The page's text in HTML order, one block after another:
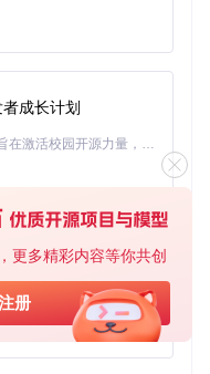
更多精彩内容等你共创
册
专属主题
者可以通过修改配置文
。例如，如果你喜欢更
觉得对比度太高，可以
，可选值有default、
espresso。
是否将注释设置为斜
成长计划
「源启盛夏」暑期校园开发者成长计划旨在激活校园开源力量，通过积分激励、认证扶持、资源倾斜等形式，引导高校组织和开发者完成「入驻 — 建项目 — 做贡献 — 获认证 — 得资源」的完整闭环。无论你是想带领社团入驻平台的组织者，还是希望用代码贡献证明自己的开发者，都能在这里找到属于你的成长路径。
基于Python的Xiaozhi AI，适用于想要完整Xiaozhi体验而无需拥有专用硬件的用户。